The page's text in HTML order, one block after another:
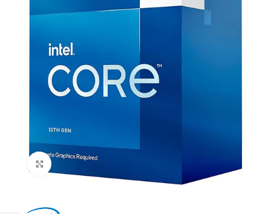
Click to enlarge